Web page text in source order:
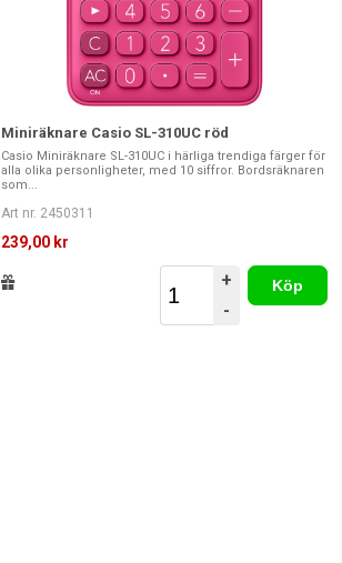
Miniräknare Casio SL-310UC röd
Casio Miniräknare SL-310UC i härliga trendiga färger för
alla olika personligheter, med 10 siffror. Bordsräknaren
som...
Art nr. 2450311
239,00 kr
+
-
Köp